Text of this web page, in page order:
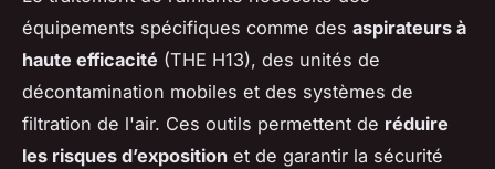
équipements spécifiques comme des aspirateurs à
haute efficacité (THE H13), des unités de
décontamination mobiles et des systèmes de
filtration de l'air. Ces outils permettent de réduire
les risques d’exposition et de garantir la sécurité